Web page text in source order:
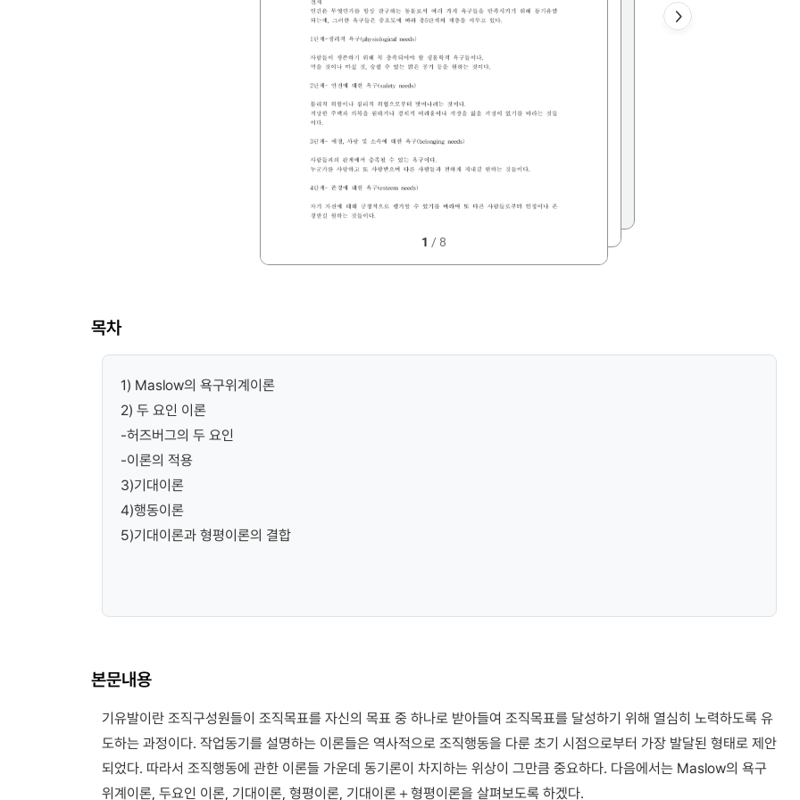
1 / 8
목차
1) Maslow의 욕구위계이론
2) 두 요인 이론
-허즈버그의 두 요인
-이론의 적용
3)기대이론
4)행동이론
5)기대이론과 형평이론의 결합
본문내용
기유발이란 조직구성원들이 조직목표를 자신의 목표 중 하나로 받아들여 조직목표를 달성하기 위해 열심히 노력하도록 유
도하는 과정이다. 작업동기를 설명하는 이론들은 역사적으로 조직행동을 다룬 초기 시점으로부터 가장 발달된 형태로 제안
되었다. 따라서 조직행동에 관한 이론들 가운데 동기론이 차지하는 위상이 그만큼 중요하다. 다음에서는 Maslow의 욕구
위계이론, 두요인 이론, 기대이론, 형평이론, 기대이론＋형평이론을 살펴보도록 하겠다.